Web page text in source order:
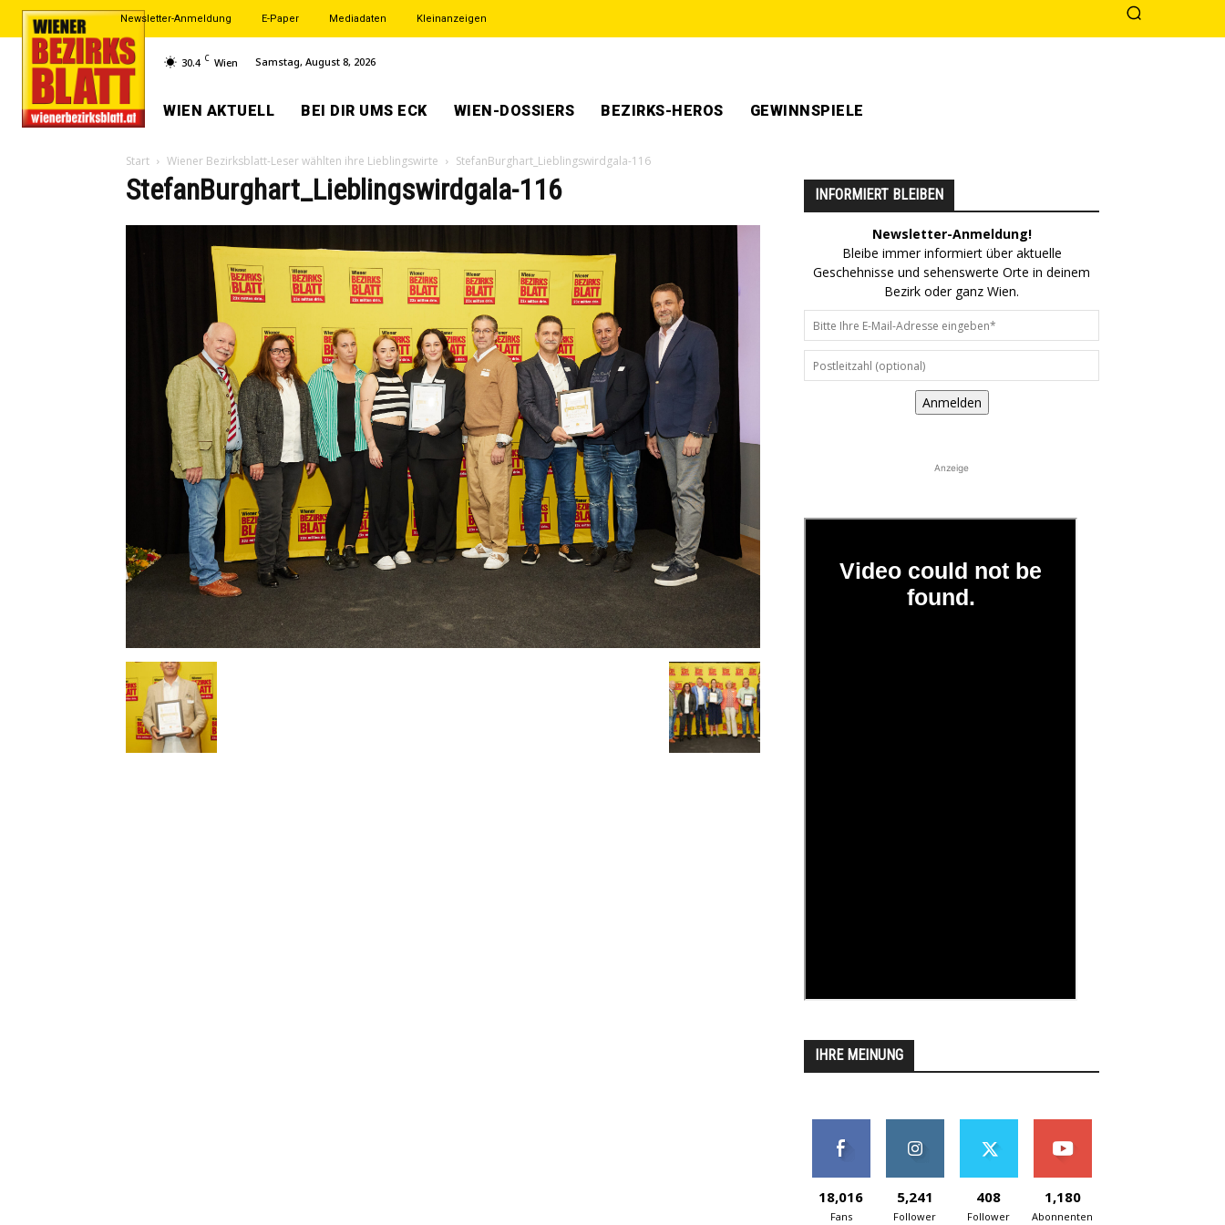
Newsletter-Anmeldung E-Paper Mediadaten Kleinanzeigen
30.4 C Wien Samstag, August 8, 2026
WIEN AKTUELL BEI DIR UMS ECK WIEN-DOSSIERS BEZIRKS-HEROS GEWINNSPIELE
Start Wiener Bezirksblatt-Leser wählten ihre Lieblingswirte StefanBurghart_Lieblingswirdgala-116
StefanBurghart_Lieblingswirdgala-116 INFORMIERT BLEIBEN
Newsletter-Anmeldung!
Bleibe immer informiert über aktuelle
Geschehnisse und sehenswerte Orte in deinem
Bezirk oder ganz Wien.
Anmelden
Anzeige
IHRE MEINUNG
18,016
Fans
5,241
Follower
408
Follower
1,180
Abonnenten